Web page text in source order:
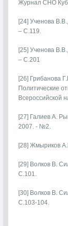
Журнал СНО
[24] Ученова
– С.119.
[25] Ученова
– С.201
[26] Грибанова
Политические
Всероссийской
[27] Галиев А.
2007. - №2.
[28] Жмыриков
[29] Волков В.
С.101.
[30] Волков В.
С.103-104.